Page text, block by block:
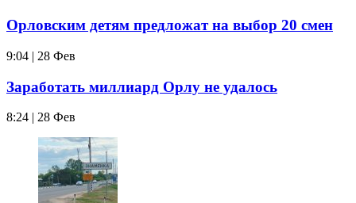
Орловским детям предложат на выбор 20 смен
9:04 | 28 Фев
Заработать миллиард Орлу не удалось
8:24 | 28 Фев